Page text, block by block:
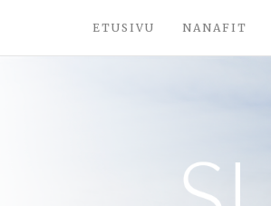
ETUSIVU NANAFIT